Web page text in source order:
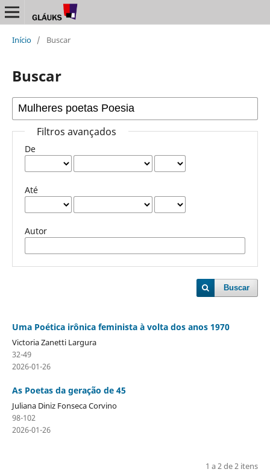
Início / Buscar
Buscar
Filtros avançados
De
Até
Autor
Buscar
Uma Poética irônica feminista à volta dos anos 1970
Victoria Zanetti Largura
32-49
2026-01-26
As Poetas da geração de 45
Juliana Diniz Fonseca Corvino
98-102
2026-01-26
1 a 2 de 2 itens